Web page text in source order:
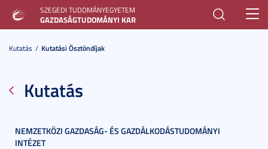
SZEGEDI TUDOMÁNYEGYETEM
GAZDASÁGTUDOMÁNYI KAR
Kutatás Kutatási Ösztöndíjak
Kutatás
NEMZETKÖZI GAZDASÁG- ÉS GAZDÁLKODÁSTUDOMÁNYI
INTÉZET